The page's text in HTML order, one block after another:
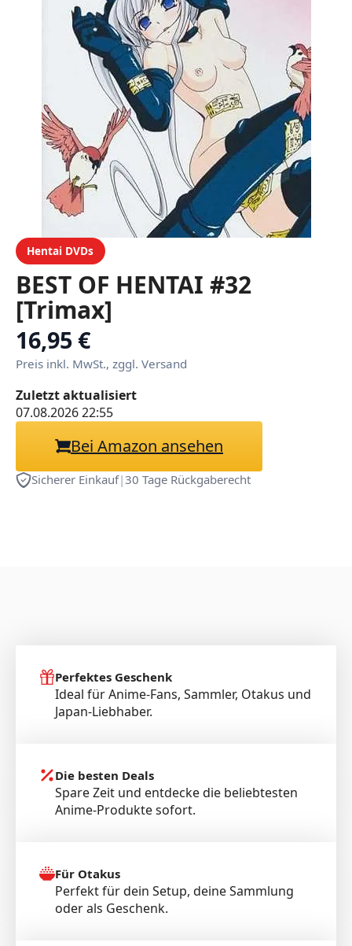
Hentai DVDs
BEST OF HENTAI #32
[Trimax]
16,95 €
Preis inkl. MwSt., zggl. Versand
Zuletzt aktualisiert
07.08.2026 22:55
Bei Amazon ansehen
Sicherer Einkauf|30 Tage Rückgaberecht
Perfektes Geschenk
Ideal für Anime-Fans, Sammler, Otakus und
Japan-Liebhaber.
Die besten Deals
Spare Zeit und entdecke die beliebtesten
Anime-Produkte sofort.
Für Otakus
Perfekt für dein Setup, deine Sammlung
oder als Geschenk.